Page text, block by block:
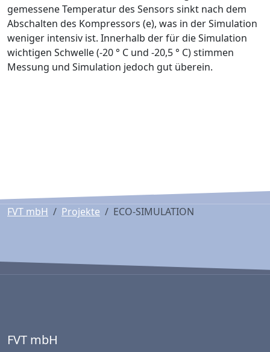
gemessene Temperatur des Sensors sinkt nach dem
Abschalten des Kompressors (e), was in der Simulation
weniger intensiv ist. Innerhalb der für die Simulation
wichtigen Schwelle (-20 ° C und -20,5 ° C) stimmen
Messung und Simulation jedoch gut überein.
FVT mbH Projekte ECO-SIMULATION
FVT mbH